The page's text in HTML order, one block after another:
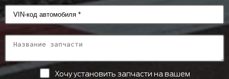
Хочу установить запчасти на вашем